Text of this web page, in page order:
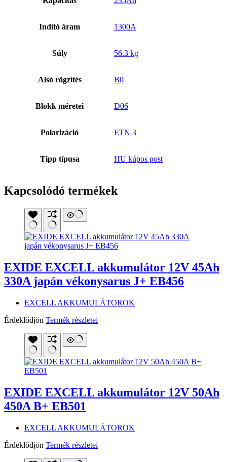
Indító áram 1300A
Súly 56.3 kg
Alsó rögzítés B0
Blokk méretei D06
Polarizáció ETN 3
Tipp típusa HU kúpos post
Kapcsolódó termékek
EXIDE EXCELL akkumulátor 12V 45Ah
330A japán vékonysarus J+ EB456
EXCELL AKKUMULÁTOROK
Érdeklődjön Termék részletei
EXIDE EXCELL akkumulátor 12V 50Ah
450A B+ EB501
EXCELL AKKUMULÁTOROK
Érdeklődjön Termék részletei